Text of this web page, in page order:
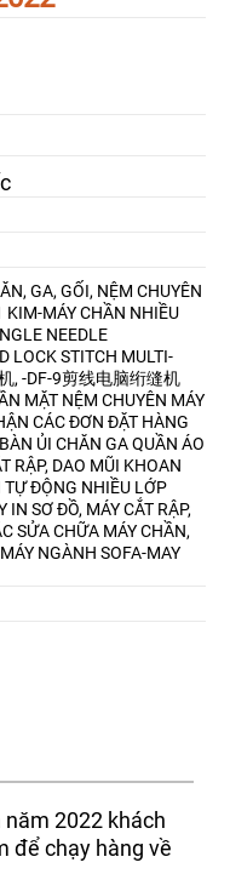
GA, GỐI, NỆM CHUYÊN
KIM-MÁY CHẦN NHIỀU
NEEDLE
LOCK STITCH MULTI-
, -DF-9剪线电脑绗缝机
MẶT NỆM CHUYÊN MÁY
CÁC ĐƠN ĐẶT HÀNG
ỦI CHĂN GA QUẦN ÁO
RẬP, DAO MŨI KHOAN
TỰ ĐỘNG NHIỀU LỚP
IN SƠ ĐỒ, MÁY CẮT RẬP,
SỬA CHỮA MÁY CHẦN,
NGÀNH SOFA-MAY
2022 khách
để chạy hàng về